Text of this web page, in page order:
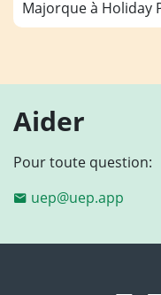
Majorque à Holiday
Aider
Pour toute question:
uep@uep.app